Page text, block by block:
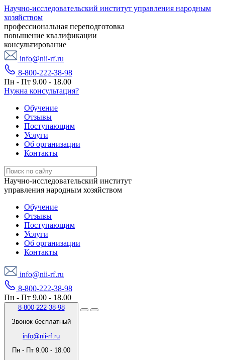
Научно-исследовательский институт управления народным
хозяйством
профессиональная переподготовка
повышение квалификации
консультирование
info@nii-rf.ru
8-800-222-38-98
Пн - Пт 9.00 - 18.00
Нужна консультация?
Обучение
Отзывы
Поступающим
Услуги
Об организации
Контакты
Научно-исследовательский институт
управления народным хозяйством
Обучение
Отзывы
Поступающим
Услуги
Об организации
Контакты
info@nii-rf.ru
8-800-222-38-98
Пн - Пт 9.00 - 18.00
8-800-222-38-98
Звонок бесплатный
info@nii-rf.ru
Пн - Пт 9.00 - 18.00